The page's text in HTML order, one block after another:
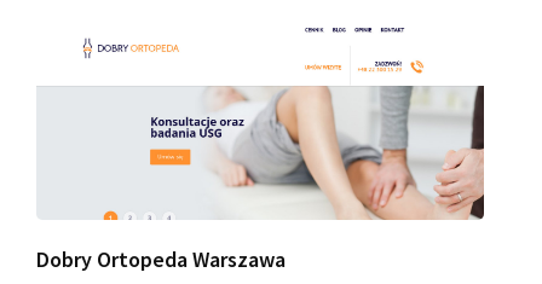
Dobry Ortopeda Warszawa